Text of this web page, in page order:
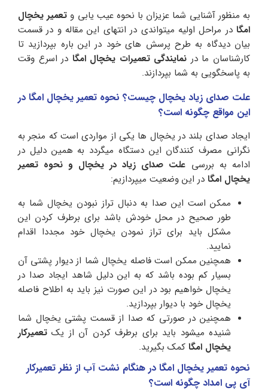
به منظور آشنایی شما عزیزان با نحوه عیب یابی و تعمیر یخچال
امگا در مراحل اولیه میتواندی در انتهای این مقاله و در قسمت
بیان دیدگاه به طرح پرسش های خود در این باره بپردازید تا
کارشناسان ما در نمایندگی تعمیرات یخچال امگا در اسرع وقت
به پاسخگویی به شما بپردازند.
علت صدای زیاد یخچال چیست؟ نحوه تعمیر یخچال امگا در
این مواقع چگونه است؟
ایجاد صدای بلند در یخچال ها یکی از مواردی است که منجر به
نگرانی مصرف کنندگان این دستگاه میگردد به همین دلیل در
ادامه به بررسی علت صدای زیاد در یخچال و نحوه تعمیر
یخچال امگا در این وضعیت میپردازیم:
ممکن است این صدا به دنبال تراز نبودن یخچال شما به
طور صحیح در محل خودش باشد برای برطرف کردن این
مشکل باید برای تراز نمودن یخچال خود مجددا اقدام
نمایید.
همچنین ممکن است فاصله یخچال شما از دیوار پشتی آن
بسیار کم بوده باشد که به این دلیل شاهد ایجاد صدا در
یخچال خواهیم بود در این صورت نیز باید به اطلاح فاصله
یخچال خود با دیوار بپردازید.
همچنین در صورتی که صدا از قسمت پشتی یخچال شما
شنیده میشود باید برای برطرف کردن آن از یک تعمیرکار
یخچال امگا کمک بگیرید.
نحوه تعمیر یخچال امگا در هنگام نشت آب از نظر تعمیرکار
آی پی امداد چگونه است؟